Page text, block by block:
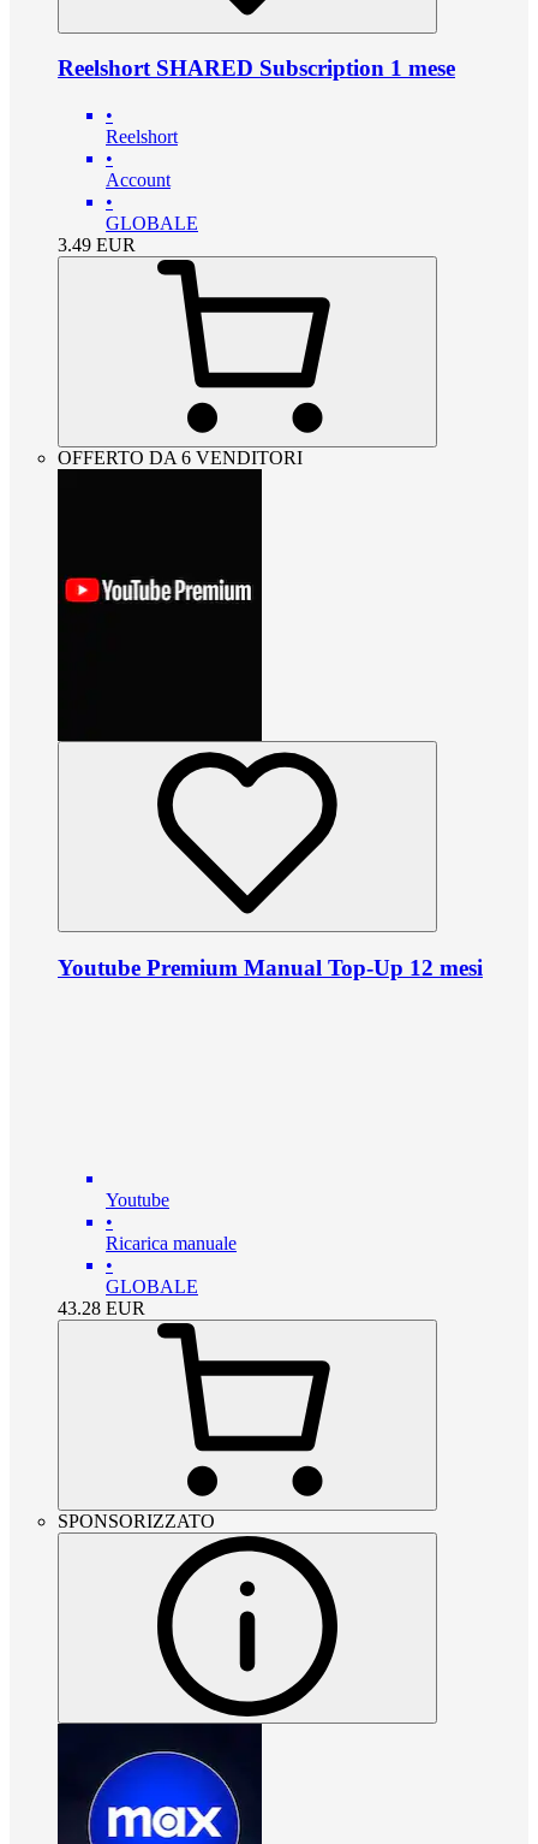
Reelshort SHARED Subscription 1 mese
•
Reelshort
•
Account
•
GLOBALE
3.49 EUR
OFFERTO DA 6 VENDITORI
Youtube Premium Manual Top-Up 12 mesi
Youtube
•
Ricarica manuale
•
GLOBALE
43.28 EUR
SPONSORIZZATO